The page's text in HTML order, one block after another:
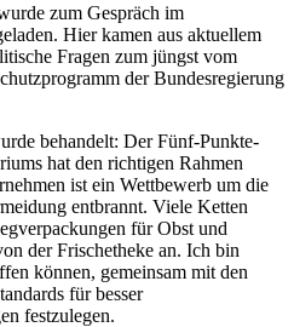
zum Gespräch im
Hier kamen aus aktuellem
Fragen zum jüngst vom
der Bundesregierung
behandelt: Der Fünf-Punkte-
hat den richtigen Rahmen
ist ein Wettbewerb um die
entbrannt. Viele Ketten
für Obst und
der Frischetheke an. Ich bin
können, gemeinsam mit den
für besser
festzulegen.